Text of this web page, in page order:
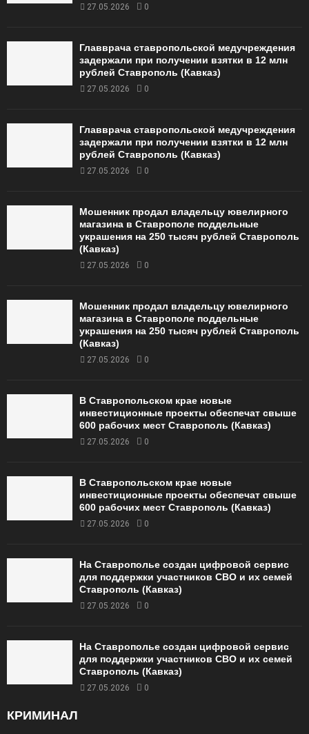
27.05.2026 0
Главврача ставропольской медучреждения
задержали при получении взятки в 12 млн
рублей Ставрополь (Кавказ)
27.05.2026 0
Главврача ставропольской медучреждения
задержали при получении взятки в 12 млн
рублей Ставрополь (Кавказ)
27.05.2026 0
Мошенник продал владельцу ювелирного
магазина в Ставрополе поддельные
украшения на 250 тысяч рублей Ставрополь
(Кавказ)
27.05.2026 0
Мошенник продал владельцу ювелирного
магазина в Ставрополе поддельные
украшения на 250 тысяч рублей Ставрополь
(Кавказ)
27.05.2026 0
В Ставропольском крае новые
инвестиционные проекты обеспечат свыше
600 рабочих мест Ставрополь (Кавказ)
27.05.2026 0
В Ставропольском крае новые
инвестиционные проекты обеспечат свыше
600 рабочих мест Ставрополь (Кавказ)
27.05.2026 0
На Ставрополье создан цифровой сервис
для поддержки участников СВО и их семей
Ставрополь (Кавказ)
27.05.2026 0
На Ставрополье создан цифровой сервис
для поддержки участников СВО и их семей
Ставрополь (Кавказ)
27.05.2026 0
КРИМИНАЛ